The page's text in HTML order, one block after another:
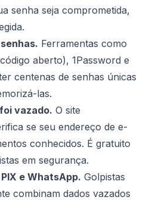
senha seja comprometida,
Ferramentas como
aberto), 1Password e
centenas de senhas únicas
las.
vazado. O site
se seu endereço de e-
conhecidos. É gratuito
em segurança.
e WhatsApp. Golpistas
combinam dados vazados